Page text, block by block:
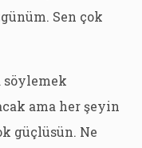
Sen çok
söylemek
ama her şeyin
güçlüsün. Ne